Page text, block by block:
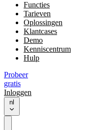
Functies
Tarieven
Oplossingen
Klantcases
Demo
Kenniscentrum
Hulp
Probeer
gratis
Inloggen
nl